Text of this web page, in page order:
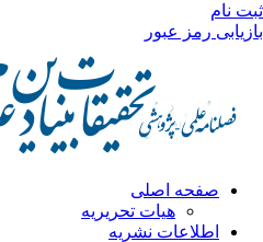
نام
رمز عبور
صفحه اصلی
هیات تحریریه
اطلاعات نشریه